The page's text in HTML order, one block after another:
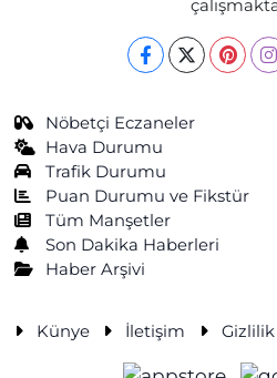
Nöbetçi Eczaneler
Hava Durumu
Trafik Durumu
Puan Durumu ve Fikstür
Tüm Manşetler
Son Dakika Haberleri
Haber Arşivi
Künye İletişim Gizlilik